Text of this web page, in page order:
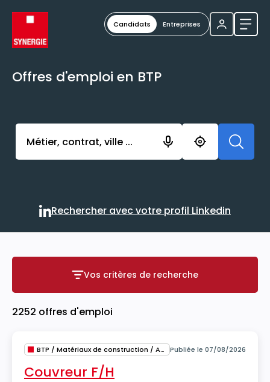
Candidats Entreprises
Offres d'emploi en BTP
Activer l’élément pour lancer l’enregistrement.
Rechercher avec votre
Rechercher avec votre profil Linkedin
Vos critères de recherche
Vos critères de recherche
2252 offres d'emploi
BTP / Matériaux de construction / Architecture Publiée le 07/08/2026
Couvreur F/H